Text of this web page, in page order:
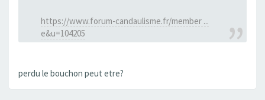
https://www.forum-candaulisme.fr/member ...
e&u=104205
perdu le bouchon peut etre?